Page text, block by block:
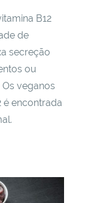
B12
de
secreção
ou
veganos
é encontrada